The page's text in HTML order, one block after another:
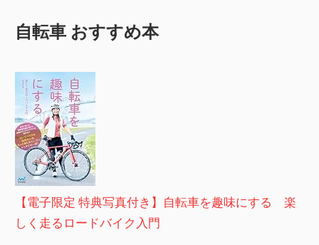
自転車 おすすめ本
【電子限定 特典写真付き】自転車を趣味にする 楽
しく走るロードバイク入門